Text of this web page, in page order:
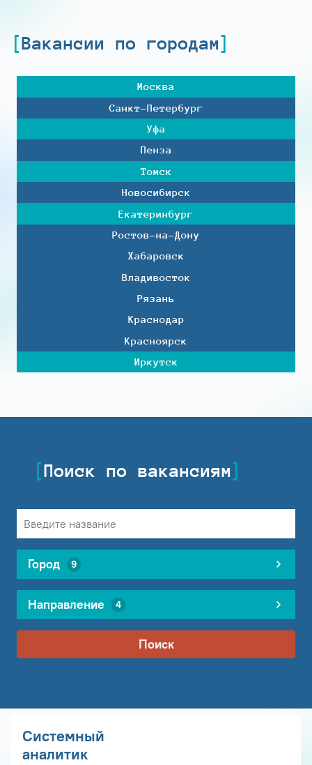
Вакансии по городам
Москва
Санкт-Петербург
Уфа
Пенза
Томск
Новосибирск
Екатеринбург
Ростов-на-Дону
Хабаровск
Владивосток
Рязань
Краснодар
Красноярск
Иркутск
Поиск по вакансиям
Город 9
Направление 4
Поиск
Системный
аналитик